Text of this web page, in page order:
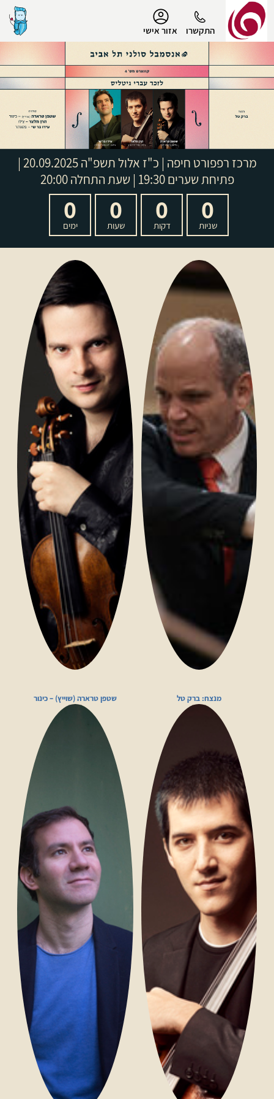
התקשרו אזור אישי
הפרופיל שלי
התנתק
מרכז רפפורט חיפה | כ"ז אלול תשפ"ה
20.09.2025 |
פתיחת שערים 19:30 | שעת התחלה 20:00
0
שניות
0
דקות
0
שעות
0
ימים
מנצח: ברק טל שטפן טרארה (שוייץ) – כינור